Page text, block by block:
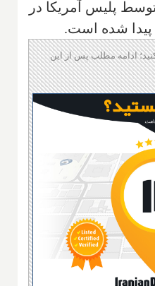
پلیس آمریکا در
ادامه مطلب پس از این